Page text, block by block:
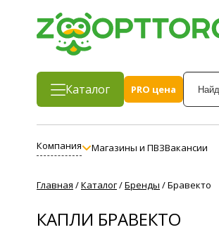
Каталог
PRO цена
Компания Магазины и ПВЗВакансии
Главная /Каталог/Бренды /Бравекто
КАПЛИ БРАВЕКТО